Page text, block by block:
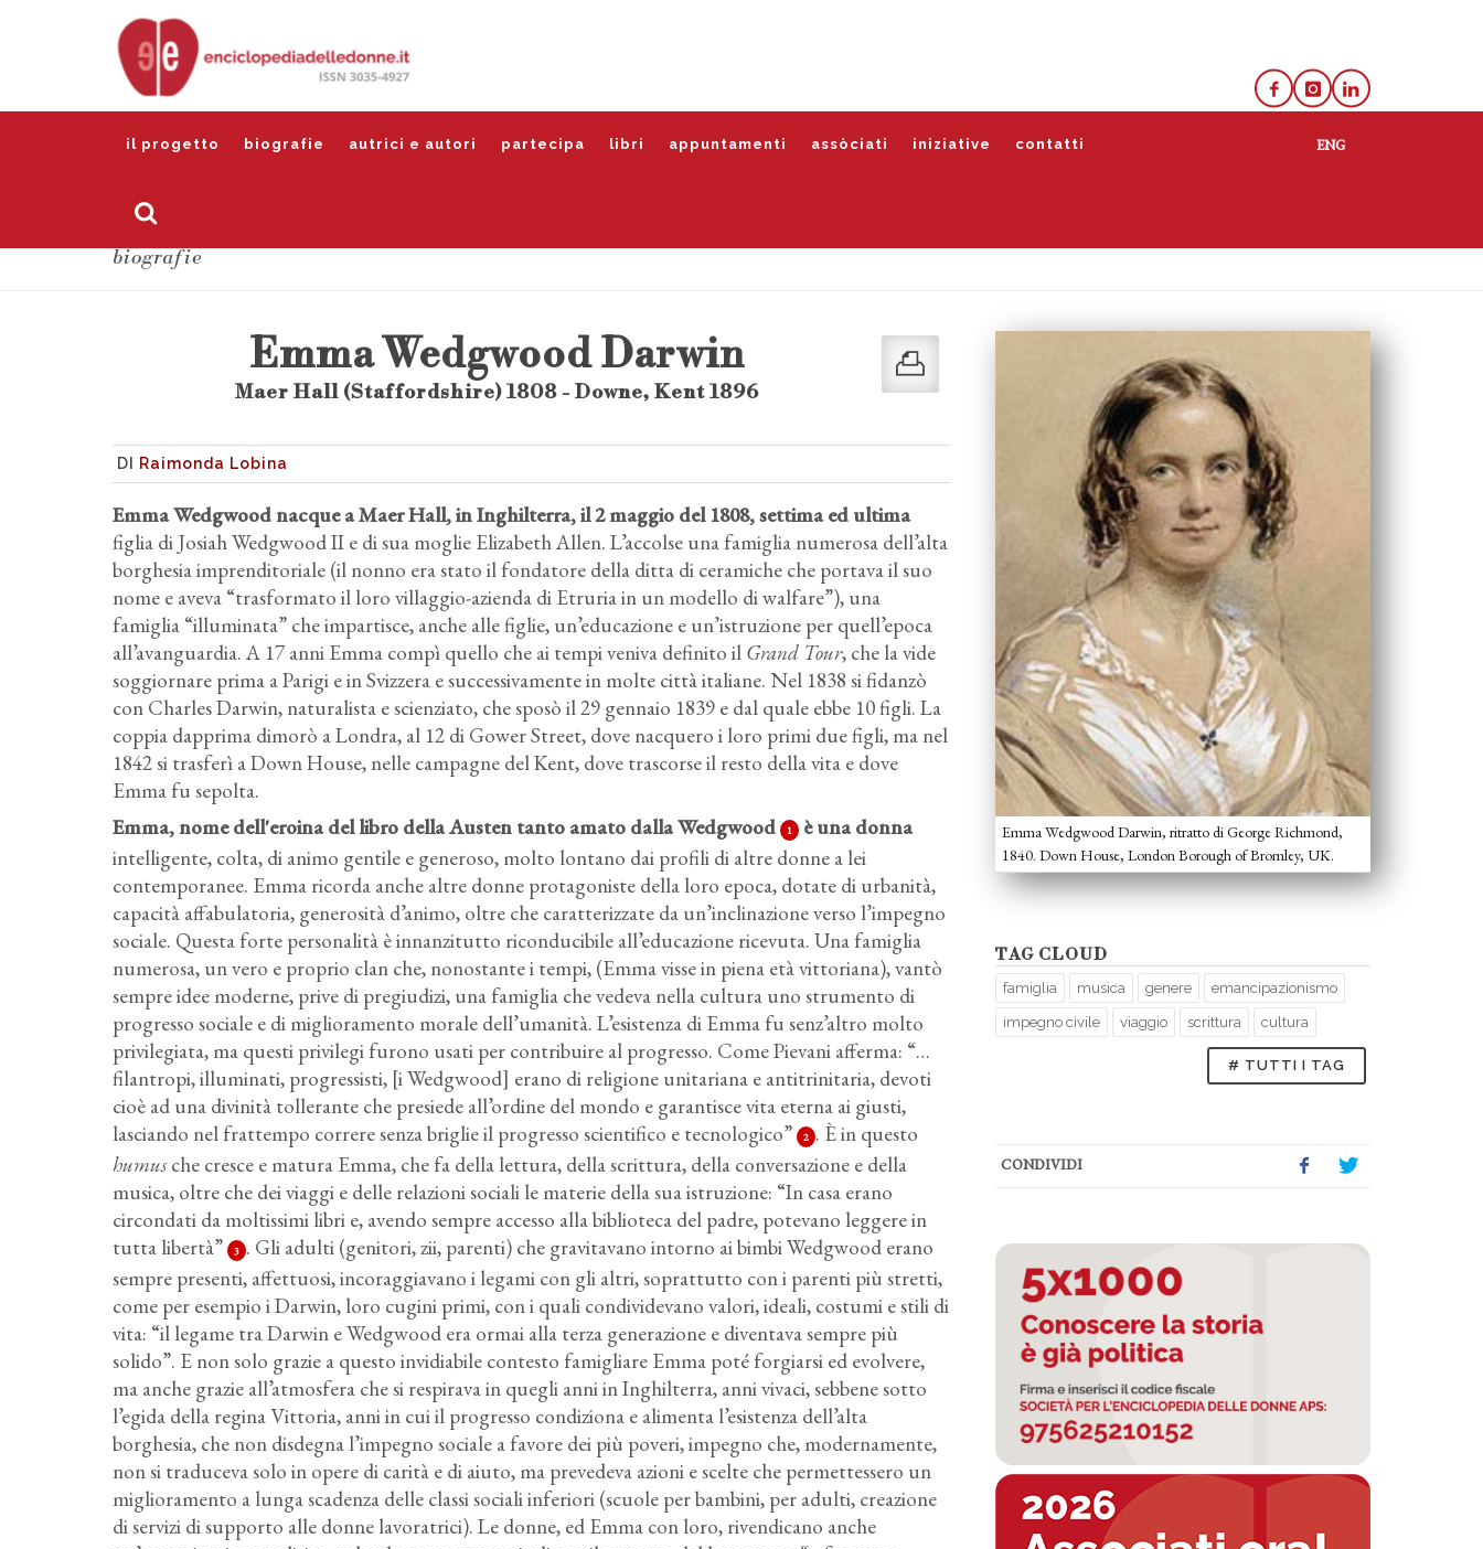
il progetto biografie autrici e autori partecipa libri appuntamenti assòciati iniziative contatti
biografie
Emma Wedgwood Darwin, ritratto di George Richmond,
1840. Down House, London Borough of Bromley, UK.
TAG CLOUD
famiglia musica genere emancipazionismo
impegno civile viaggio scrittura cultura
# TUTTI I TAG
CONDIVIDI
Emma Wedgwood Darwin
Maer Hall (Staffordshire) 1808 - Downe, Kent 1896
DI Raimonda Lobina
Emma Wedgwood nacque a Maer Hall, in Inghilterra, il 2 maggio del 1808, settima ed ultima
figlia di Josiah Wedgwood II e di sua moglie Elizabeth Allen. L’accolse una famiglia numerosa dell’alta
borghesia imprenditoriale (il nonno era stato il fondatore della ditta di ceramiche che portava il suo
nome e aveva “trasformato il loro villaggio-azienda di Etruria in un modello di walfare”), una
famiglia “illuminata” che impartisce, anche alle figlie, un’educazione e un’istruzione per quell’epoca
all’avanguardia. A 17 anni Emma compì quello che ai tempi veniva definito il Grand Tour, che la vide
soggiornare prima a Parigi e in Svizzera e successivamente in molte città italiane. Nel 1838 si fidanzò
con Charles Darwin, naturalista e scienziato, che sposò il 29 gennaio 1839 e dal quale ebbe 10 figli. La
coppia dapprima dimorò a Londra, al 12 di Gower Street, dove nacquero i loro primi due figli, ma nel
1842 si trasferì a Down House, nelle campagne del Kent, dove trascorse il resto della vita e dove
Emma fu sepolta.
Emma, nome dell'eroina del libro della Austen tanto amato dalla Wedgwood
1
è una donna
intelligente, colta, di animo gentile e generoso, molto lontano dai profili di altre donne a lei
contemporanee. Emma ricorda anche altre donne protagoniste della loro epoca, dotate di urbanità,
capacità affabulatoria, generosità d’animo, oltre che caratterizzate da un’inclinazione verso l’impegno
sociale. Questa forte personalità è innanzitutto riconducibile all’educazione ricevuta. Una famiglia
numerosa, un vero e proprio clan che, nonostante i tempi, (Emma visse in piena età vittoriana), vantò
sempre idee moderne, prive di pregiudizi, una famiglia che vedeva nella cultura uno strumento di
progresso sociale e di miglioramento morale dell’umanità. L’esistenza di Emma fu senz’altro molto
privilegiata, ma questi privilegi furono usati per contribuire al progresso. Come Pievani afferma: “…
filantropi, illuminati, progressisti, [i Wedgwood] erano di religione unitariana e antitrinitaria, devoti
cioè ad una divinità tollerante che presiede all’ordine del mondo e garantisce vita eterna ai giusti,
lasciando nel frattempo correre senza briglie il progresso scientifico e tecnologico”
2 . È in questo
humusche cresce e matura Emma, che fa della lettura, della scrittura, della conversazione e della
musica, oltre che dei viaggi e delle relazioni sociali le materie della sua istruzione: “In casa erano
circondati da moltissimi libri e, avendo sempre accesso alla biblioteca del padre, potevano leggere in
tutta libertà”
3 . Gli adulti (genitori, zii, parenti) che gravitavano intorno ai bimbi Wedgwood erano
sempre presenti, affettuosi, incoraggiavano i legami con gli altri, soprattutto con i parenti più stretti,
come per esempio i Darwin, loro cugini primi, con i quali condividevano valori, ideali, costumi e stili di
vita: “il legame tra Darwin e Wedgwood era ormai alla terza generazione e diventava sempre più
solido”. E non solo grazie a questo invidiabile contesto famigliare Emma poté forgiarsi ed evolvere,
ma anche grazie all’atmosfera che si respirava in quegli anni in Inghilterra, anni vivaci, sebbene sotto
l’egida della regina Vittoria, anni in cui il progresso condiziona e alimenta l’esistenza dell’alta
borghesia, che non disdegna l’impegno sociale a favore dei più poveri, impegno che, modernamente,
non si traduceva solo in opere di carità e di aiuto, ma prevedeva azioni e scelte che permettessero un
miglioramento a lunga scadenza delle classi sociali inferiori (scuole per bambini, per adulti, creazione
di servizi di supporto alle donne lavoratrici). Le donne, ed Emma con loro, rivendicano anche